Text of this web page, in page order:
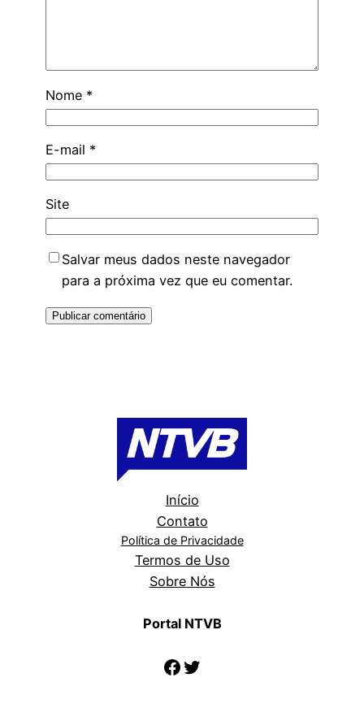
Nome *
E-mail *
Site
Salvar meus dados neste navegador
para a próxima vez que eu comentar.
Início
Contato
Política de Privacidade
Termos de Uso
Sobre Nós
Portal NTVB
Facebook
Twitter